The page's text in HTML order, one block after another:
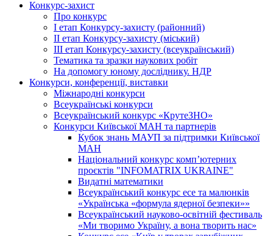
Конкурс-захист
Про конкурс
І етап Конкурсу-захисту (районний)
ІІ етап Конкурсу-захисту (міський)
ІІІ етап Конкурсу-захисту (всеукраїнський)
Тематика та зразки наукових робіт
На допомогу юному досліднику. НДР
Конкурси, конференції, виставки
Міжнародні конкурси
Всеукраїнські конкурси
Всеукраїнський конкурс «КрутеЗНО»
Конкурси Київської МАН та партнерів
Кубок знань МАУП за підтримки Київської
МАН
Національний конкурс комп’ютерних
проєктів "INFOMATRIX UKRAINE"
Видатні математики
Всеукраїнський конкурс есе та малюнків
«Українська «формула ядерної безпеки»»
Всеукраїнський науково-освітній фестиваль
«Ми творимо Україну, а вона творить нас»